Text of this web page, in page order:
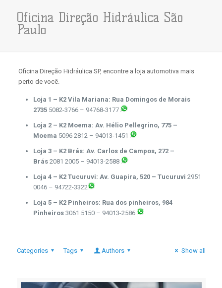
Oficina Direção Hidráulica São
Paulo
Oficina Direção Hidráulica SP, encontre a loja automotiva mais
perto de você.
Loja 1 – K2 Vila Mariana: Rua Domingos de Morais
2735 5082-3766 – 94768-3177
Loja 2 – K2 Moema: Av. Hélio Pellegrino, 775 –
Moema 5096 2812 – 94013-1451
Loja 3 – K2 Brás: Av. Carlos de Campos, 272 –
Brás 2081 2005 – 94013-2588
Loja 4 – K2 Tucuruvi: Av. Guapira, 520 – Tucuruvi 2951
0046 – 94722-3322
Loja 5 – K2 Pinheiros: Rua dos pinheiros, 984
Pinheiros 3061 5150 – 94013-2586
Categories Tags Authors Show all